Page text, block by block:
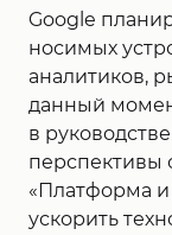
Google
носимых
аналитиков,
данный
в
перспективы
«Платформа
ускорить